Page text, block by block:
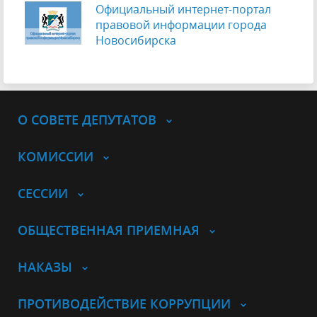
Официальный интернет-портал
правовой информации города
Новосибирска
О СОВЕТЕ ДЕПУТАТОВ
КОМИССИИ
СЕССИИ
ОБЩЕСТВЕННАЯ ПРИЕМНАЯ
НАКАЗЫ
ПРОТИВОДЕЙСТВИЕ КОРРУПЦИИ